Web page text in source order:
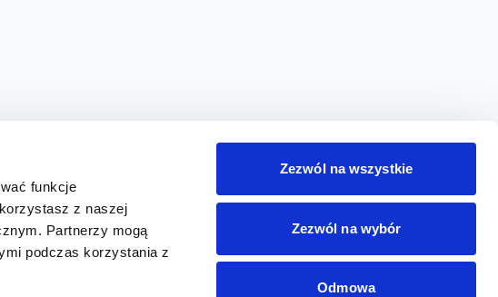
funkcje
z naszej
Partnerzy mogą
podczas korzystania z
Zezwól na wszystkie
Zezwól na wybór
Odmowa
KONTAKTSKLEPINNE